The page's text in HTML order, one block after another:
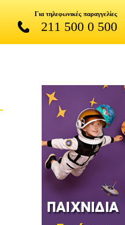
Για τηλεφωνικές παραγγελίες
211 500 0 500